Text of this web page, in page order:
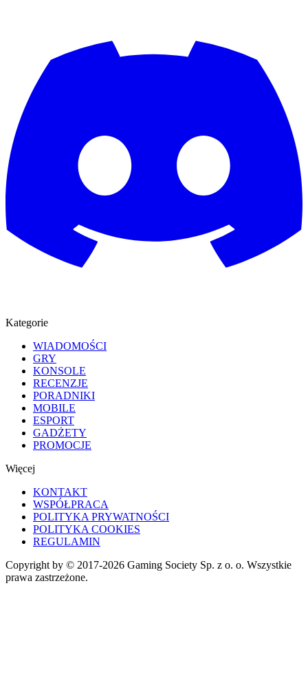
Kategorie
WIADOMOŚCI
GRY
KONSOLE
RECENZJE
PORADNIKI
MOBILE
ESPORT
GADŻETY
PROMOCJE
Więcej
KONTAKT
WSPÓŁPRACA
POLITYKA PRYWATNOŚCI
POLITYKA COOKIES
REGULAMIN
Copyright by © 2017-2026 Gaming Society Sp. z o. o. Wszystkie
prawa zastrzeżone.